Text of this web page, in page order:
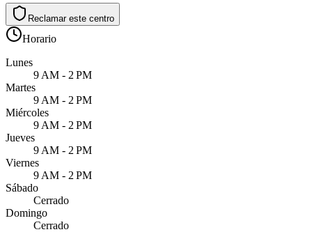
Reclamar este centro
Horario
Lunes
9 AM - 2 PM
Martes
9 AM - 2 PM
Miércoles
9 AM - 2 PM
Jueves
9 AM - 2 PM
Viernes
9 AM - 2 PM
Sábado
Cerrado
Domingo
Cerrado